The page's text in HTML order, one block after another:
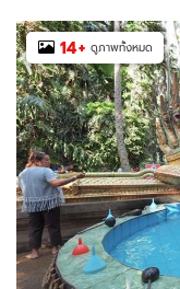
14+ ดูภาพทั้งหมด